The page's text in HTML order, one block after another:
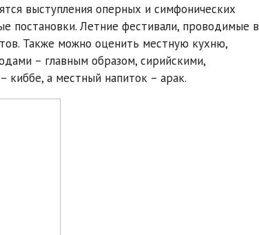
выступления оперных и симфонических
постановки. Летние фестивали, проводимые в
Также можно оценить местную кухню,
– главным образом, сирийскими,
киббе, а местный напиток – арак.